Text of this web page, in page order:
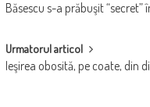
NAVIGATION
Băsescu s-a prăbuşit “secret”
Urmatorul articol
Ieşirea obosită, pe coate, din